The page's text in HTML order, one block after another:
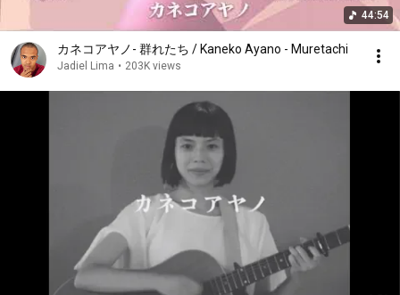
44:54
カネコアヤノ- 群れたち / Kaneko Ayano - Muretachi
Jadiel Lima • 203K views